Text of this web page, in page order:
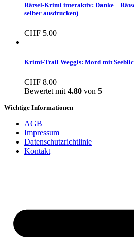
Rätsel-Krimi interaktiv: Danke –
selber ausdrucken)
CHF 5.00
Krimi-Trail Weggis: Mord mit
CHF 8.00
Bewertet mit 4.80 von 5
Wichtige Informationen
AGB
Impressum
Datenschutzrichtlinie
Kontakt